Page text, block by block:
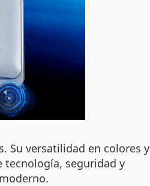
Su versatilidad en colores y
tecnología, seguridad y